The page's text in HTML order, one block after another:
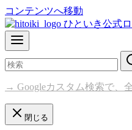
コンテンツへ移動
→ Googleカスタム検索で、
閉じる